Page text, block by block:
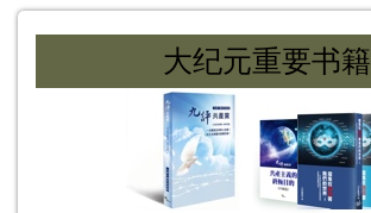
大纪元重要书籍